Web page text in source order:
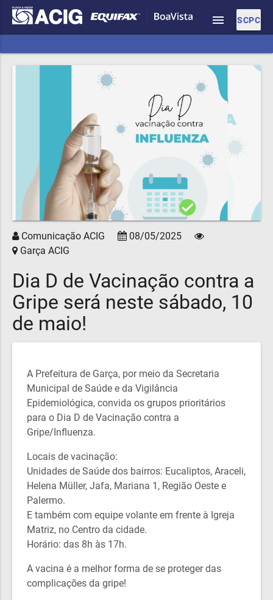
SCPC
menu
Comunicação ACIG
08/05/2025
Garça ACIG
Dia D de Vacinação contra a
Gripe será neste sábado, 10
de maio!
A Prefeitura de Garça, por meio da Secretaria
Municipal de Saúde e da Vigilância
Epidemiológica, convida os grupos prioritários
para o Dia D de Vacinação contra a
Gripe/Influenza.
Locais de vacinação:
Unidades de Saúde dos bairros: Eucaliptos, Araceli,
Helena Müller, Jafa, Mariana 1, Região Oeste e
Palermo.
E também com equipe volante em frente à Igreja
Matriz, no Centro da cidade.
Horário: das 8h às 17h.
A vacina é a melhor forma de se proteger das
complicações da gripe!